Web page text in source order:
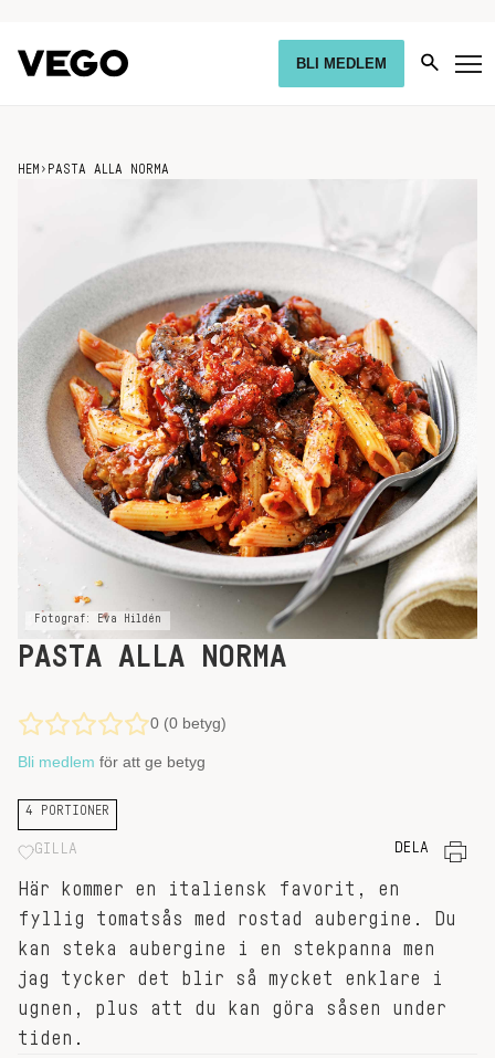
BLI MEDLEM
HEM › PASTA ALLA NORMA
Fotograf: Eva Hildén
PASTA ALLA NORMA
0 (0 betyg)
Bli medlem för att ge betyg
4 PORTIONER
GILLA DELA
Här kommer en italiensk favorit, en
fyllig tomatsås med rostad aubergine. Du
kan steka aubergine i en stekpanna men
jag tycker det blir så mycket enklare i
ugnen, plus att du kan göra såsen under
tiden.